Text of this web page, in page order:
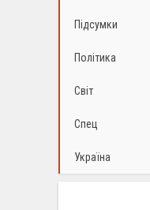
Підсумки
Політика
Світ
Спец
Україна